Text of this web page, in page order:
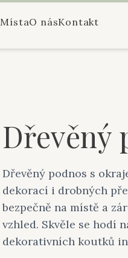
MístaO násKontakt
Dřevěný
Dřevěný podnos s
dekorací i drobných
bezpečně na místě a
vzhled. Skvěle se hodí
dekorativních koutků